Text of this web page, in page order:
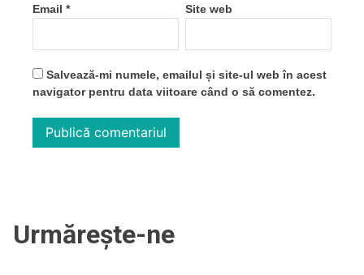
Email * Site web
Salvează-mi numele, emailul și site-ul web în acest
navigator pentru data viitoare când o să comentez.
Urmărește-ne